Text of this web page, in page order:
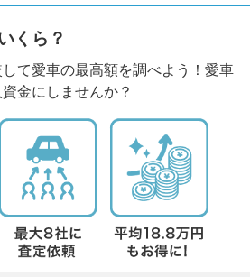
くら？
て愛車の最高額を調べよう！愛車
金にしませんか？